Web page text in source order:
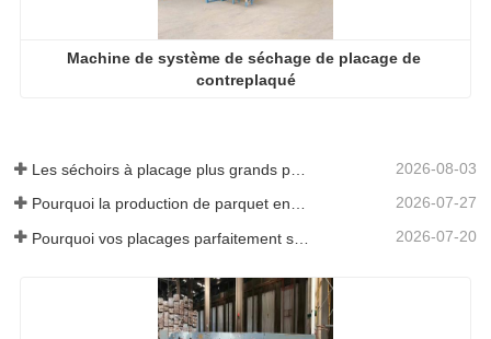
Machine de système de séchage de placage de
contreplaqué
2026-08-03
Pourquoi la production de parquet en eucalyptus a-t-elle besoin d'un séchoir à placages ? 2026-07-27
2026-07-20